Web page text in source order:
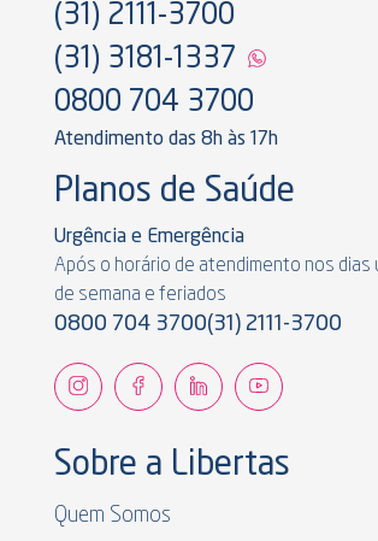
(31) 2111-3700
(31) 3181-1337
0800 704 3700
Atendimento das 8h às 17h
Planos de Saúde
Urgência e Emergência
Após o horário de atendimento nos dias
de semana e feriados
0800 704 3700(31) 2111-3700
Sobre a Libertas
Quem Somos